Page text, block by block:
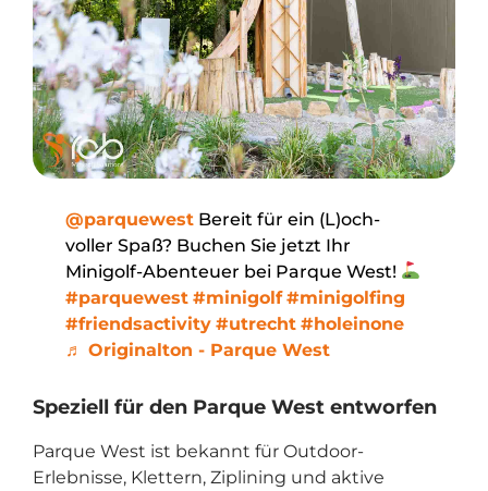
@parquewest Bereit für ein (L)och-
voller Spaß? Buchen Sie jetzt Ihr
Minigolf-Abenteuer bei Parque West!
#parquewest #minigolf #minigolfing
#friendsactivity #utrecht #holeinone
♬ Originalton - Parque West
Speziell für den Parque West entworfen
Parque West ist bekannt für Outdoor-
Erlebnisse, Klettern, Ziplining und aktive